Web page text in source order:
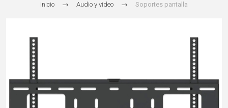
Inicio Audio y video Soportes pantalla